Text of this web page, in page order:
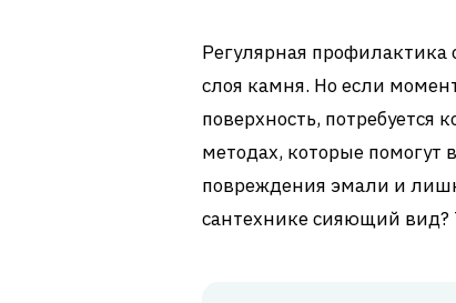
Регулярная профилактика
слоя камня. Но если
поверхность,
методах, которые помогут
повреждения эмали и
сантехнике сияющий вид?